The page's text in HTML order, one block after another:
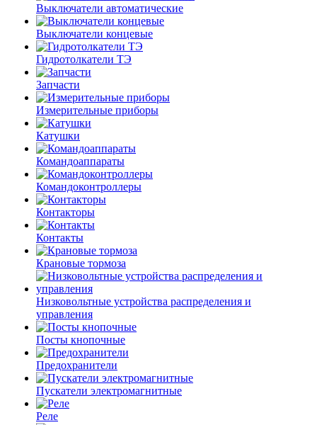
Выключатели автоматические
Выключатели концевые
Гидротолкатели ТЭ
Запчасти
Измерительные приборы
Катушки
Командоаппараты
Командоконтроллеры
Контакторы
Контакты
Крановые тормоза
Низковольтные устройства распределения и
управления
Посты кнопочные
Предохранители
Пускатели электромагнитные
Реле